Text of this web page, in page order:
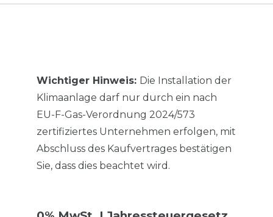
Wichtiger Hinweis: Die Installation der
Klimaanlage darf nur durch ein nach
EU-F-Gas-Verordnung 2024/573
zertifiziertes Unternehmen erfolgen, mit
Abschluss des Kaufvertrages bestätigen
Sie, dass dies beachtet wird.